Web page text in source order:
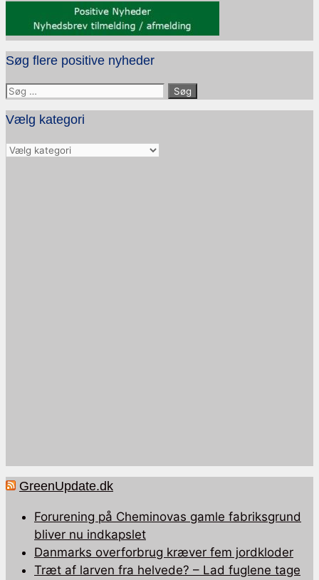
Søg flere positive nyheder
Søg
efter:
Vælg kategori
Vælg
GreenUpdate.dk
Forurening på Cheminovas gamle fabriksgrund
bliver nu indkapslet
Danmarks overforbrug kræver fem jordkloder
Træt af larven fra helvede? – Lad fuglene tage